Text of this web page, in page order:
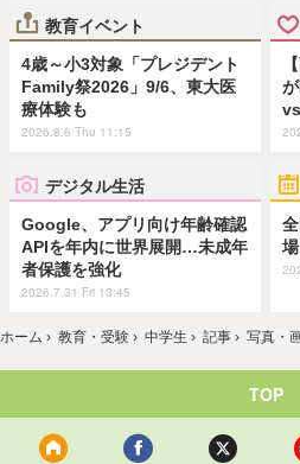
教育イベント
4歳～小3対象「プレジデント
Family祭2026」9/6、東大医
療体験も
2026.8.6 Thu 11:15
デジタル生活
Google、アプリ向け年齢確認
APIを年内に世界展開…未成年
者保護を強化
2026.7.31 Fri 13:45
ホーム › 教育・受験 › 中学生 › 記事 › 写真・
TOP